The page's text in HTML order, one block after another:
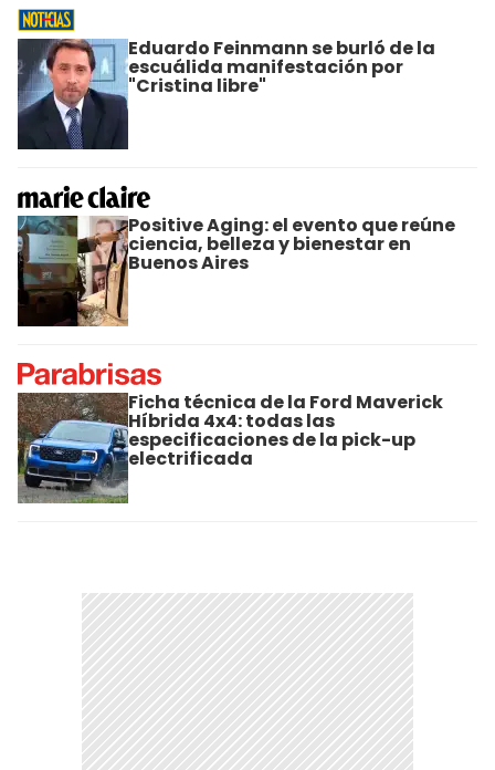
Eduardo Feinmann se burló de la
escuálida manifestación por
"Cristina libre"
Positive Aging: el evento que reúne
ciencia, belleza y bienestar en
Buenos Aires
Ficha técnica de la Ford Maverick
Híbrida 4x4: todas las
especificaciones de la pick-up
electrificada